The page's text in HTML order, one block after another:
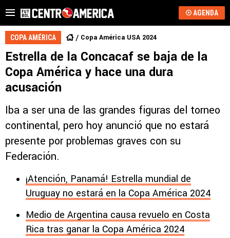
AGENDA
COPA AMÉRICA Copa América USA 2024
Estrella de la Concacaf se baja de la
Copa América y hace una dura
acusación
Iba a ser una de las grandes figuras del torneo
continental, pero hoy anunció que no estará
presente por problemas graves con su
Federación.
¡Atención, Panamá! Estrella mundial de
Uruguay no estará en la Copa América 2024
Medio de Argentina causa revuelo en Costa
Rica tras ganar la Copa América 2024